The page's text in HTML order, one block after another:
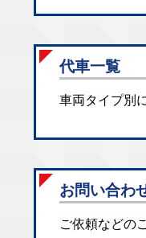
代車一覧
車両タイプ別
お問い合わ
ご依頼などの